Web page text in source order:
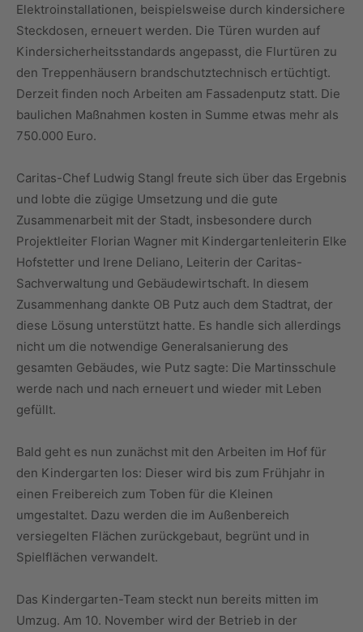
Elektroinstallationen, beispielsweise durch kindersichere
Steckdosen, erneuert werden. Die Türen wurden auf
Kindersicherheitsstandards angepasst, die Flurtüren zu
den Treppenhäusern brandschutztechnisch ertüchtigt.
Derzeit finden noch Arbeiten am Fassadenputz statt. Die
baulichen Maßnahmen kosten in Summe etwas mehr als
750.000 Euro.
Caritas-Chef Ludwig Stangl freute sich über das Ergebnis
und lobte die zügige Umsetzung und die gute
Zusammenarbeit mit der Stadt, insbesondere durch
Projektleiter Florian Wagner mit Kindergartenleiterin Elke
Hofstetter und Irene Deliano, Leiterin der Caritas-
Sachverwaltung und Gebäudewirtschaft. In diesem
Zusammenhang dankte OB Putz auch dem Stadtrat, der
diese Lösung unterstützt hatte. Es handle sich allerdings
nicht um die notwendige Generalsanierung des
gesamten Gebäudes, wie Putz sagte: Die Martinsschule
werde nach und nach erneuert und wieder mit Leben
gefüllt.
Bald geht es nun zunächst mit den Arbeiten im Hof für
den Kindergarten los: Dieser wird bis zum Frühjahr in
einen Freibereich zum Toben für die Kleinen
umgestaltet. Dazu werden die im Außenbereich
versiegelten Flächen zurückgebaut, begrünt und in
Spielflächen verwandelt.
Das Kindergarten-Team steckt nun bereits mitten im
Umzug. Am 10. November wird der Betrieb in der